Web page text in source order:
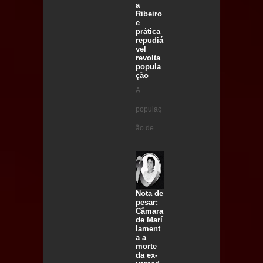
a
Ribeiro
e
prática
repudiá
vel
revolta
popula
ção
A
populaç
ão de ...
Nota de
pesar:
Câmara
de Marí
lament
a a
morte
da ex-